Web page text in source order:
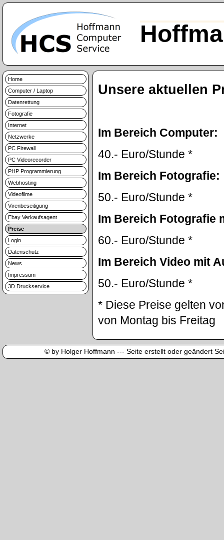
Home
Computer / Laptop
Datenrettung
Fotografie
Internet
Netzwerke
PC Firewall
PC Videorecorder
PHP Programmierung
Webhosting
Videofilme
Virenbeseitigung
Ebay Verkaufsagent
Preise
Login
Datenschutz
News
Impressum
3D Druckservice
Unsere aktuellen
Im Bereich Computer:
40.- Euro/Stunde *
Im Bereich Fotografie:
50.- Euro/Stunde *
Im Bereich Fotografie
60.- Euro/Stunde *
Im Bereich Video mit
50.- Euro/Stunde *
* Diese Preise gelten
von Montag bis Freitag
© by Holger Hoffmann --- Seite erstellt oder geändert